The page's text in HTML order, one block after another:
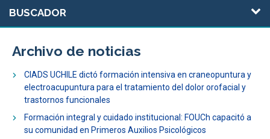
EXTENSIÓN
INTERNACIONAL
BIBLIOTECA
Archivo de noticias
CIADS UCHILE dictó formación intensiva en craneopuntura y
electroacupuntura para el tratamiento del dolor orofacial y
trastornos funcionales
Formación integral y cuidado institucional: FOUCh capacitó a
su comunidad en Primeros Auxilios Psicológicos